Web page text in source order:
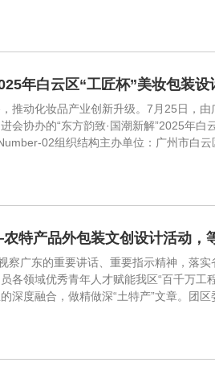
年白云区“工匠杯”美妆包装
推动化妆品产业创新升级。7月25日，
会协办的“东方韵致·国潮新解”2025年
02组织结构主办单位：广州市白
特产品外包装文创设计活动，
察广东的重要讲话、重要指示精神，落
各领域优秀青年人才赋能我区“百千万
深度融合，做精做深“土特产”文章。团